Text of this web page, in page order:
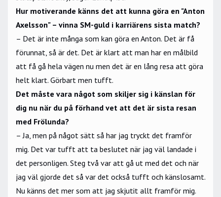
Hur motiverande känns det att kunna göra en "Anton
Axelsson" – vinna SM-guld i karriärens sista match?
– Det är inte många som kan göra en Anton. Det är få
förunnat, så är det. Det är klart att man har en målbild
att få gå hela vägen nu men det är en lång resa att göra
helt klart. Görbart men tufft.
Det måste vara något som skiljer sig i känslan för
dig nu när du på förhand vet att det är sista resan
med Frölunda?
– Ja, men på något sätt så har jag tryckt det framför
mig. Det var tufft att ta beslutet när jag väl landade i
det personligen. Steg två var att gå ut med det och när
jag väl gjorde det så var det också tufft och känslosamt.
Nu känns det mer som att jag skjutit allt framför mig.